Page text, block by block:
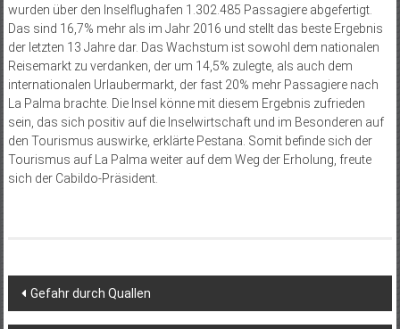
wurden über den Inselflughafen 1.302.485 Passagiere abgefertigt.
Das sind 16,7% mehr als im Jahr 2016 und stellt das beste Ergebnis
der letzten 13 Jahre dar. Das Wachstum ist sowohl dem nationalen
Reisemarkt zu verdanken, der um 14,5% zulegte, als auch dem
internationalen Urlaubermarkt, der fast 20% mehr Passagiere nach
La Palma brachte. Die Insel könne mit diesem Ergebnis zufrieden
sein, das sich positiv auf die Inselwirtschaft und im Besonderen auf
den Tourismus auswirke, erklärte Pestana. Somit befinde sich der
Tourismus auf La Palma weiter auf dem Weg der Erholung, freute
sich der Cabildo-Präsident.
Beitragsnavigation
Gefahr durch Quallen